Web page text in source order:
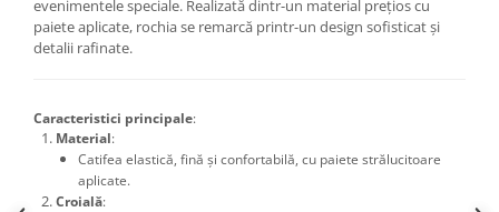
evenimentele speciale. Realizată dintr-un material prețios cu
paiete aplicate, rochia se remarcă printr-un design sofisticat și
detalii rafinate.
Caracteristici principale:
Material:
Catifea elastică, fină și confortabilă, cu paiete strălucitoare
aplicate.
Croială: